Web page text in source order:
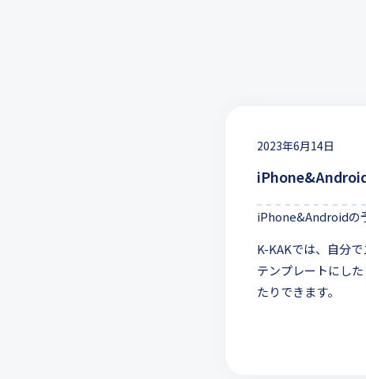
2023年6月14日
iPhone&Androidの
K-KAKでは、自分
テンプレートにし
たりできます。